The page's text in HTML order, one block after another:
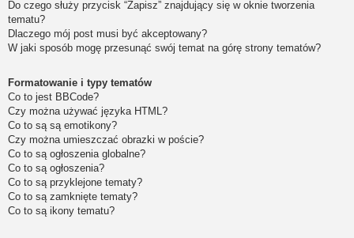
Do czego służy przycisk “Zapisz” znajdujący się w oknie tworzenia
tematu?
Dlaczego mój post musi być akceptowany?
W jaki sposób mogę przesunąć swój temat na górę strony tematów?
Formatowanie i typy tematów
Co to jest BBCode?
Czy można używać języka HTML?
Co to są są emotikony?
Czy można umieszczać obrazki w poście?
Co to są ogłoszenia globalne?
Co to są ogłoszenia?
Co to są przyklejone tematy?
Co to są zamknięte tematy?
Co to są ikony tematu?